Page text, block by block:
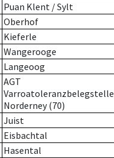
Puan Klent / Sylt
Oberhof
Kieferle
Wangerooge
Langeoog
AGT
Varroatoleranzbelegstelle
Norderney (70)
Juist
Eisbachtal
Hasental